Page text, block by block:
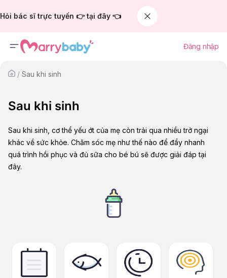
Hỏi bác sĩ trực tuyến 👉 tại đây 👈
Đăng nhập
/ Sau khi sinh
Sau khi sinh
Sau khi sinh, cơ thể yếu ớt của mẹ còn trải qua nhiều trở ngại
khác về sức khỏe. Chăm sóc mẹ như thế nào để đẩy nhanh
quá trình hồi phục và đủ sữa cho bé bú sẽ được giải đáp tại
đây.